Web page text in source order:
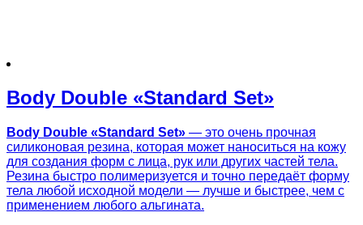
Body Double «Standard Set»
Body Double «Standard Set» — это очень прочная
силиконовая резина, которая может наноситься на кожу
для создания форм с лица, рук или других частей тела.
Резина быстро полимеризуется и точно передаёт форму
тела любой исходной модели — лучше и быстрее, чем с
применением любого альгината.